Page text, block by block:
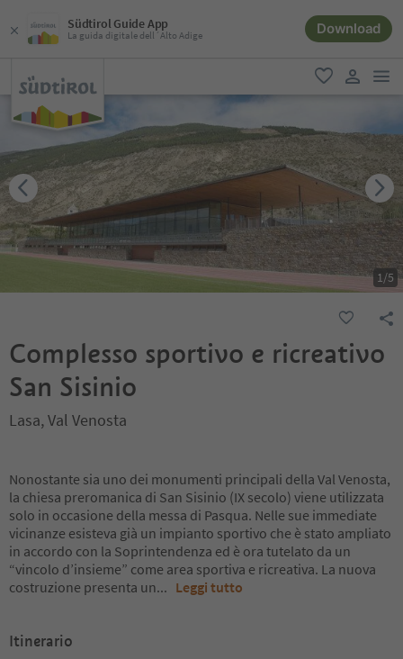
Südtirol Guide App
La guida digitale dell´Alto Adige Download
favoriti
1/5
Complesso sportivo e ricreativo
San Sisinio
Lasa, Val Venosta
Nonostante sia uno dei monumenti principali della Val Venosta,
la chiesa preromanica di San Sisinio (IX secolo) viene utilizzata
solo in occasione della messa di Pasqua. Nelle sue immediate
vicinanze esisteva già un impianto sportivo che è stato ampliato
in accordo con la Soprintendenza ed è ora tutelato da un
“vincolo d’insieme” come area sportiva e ricreativa. La nuova
costruzione presenta un... Leggi tutto
Itinerario